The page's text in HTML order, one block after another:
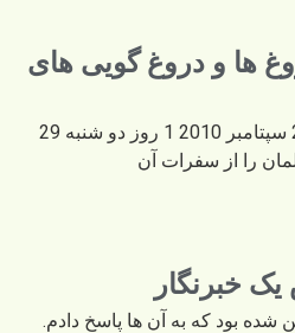
ها و دروغ گویی های
چهارشنبه 31 شهریور 89 / 22 سپتامبر 2010 1 روز دو شنبه 29
را از سفرات آن
خبرنگار
بود که به آن ها پاسخ دادم.